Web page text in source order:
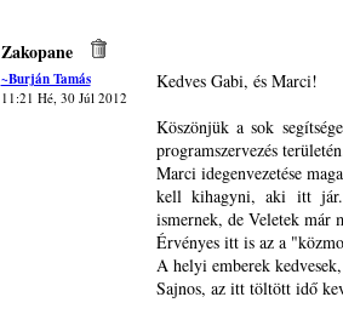
Zakopane
~Burján Tamás
11:21 Hé, 30 Júl 2012
Kedves Gabi, és Marci!
Köszönjük a sok
programszervezés
Marci idegenvezetése
kell kihagyni, aki itt
ismernek, de Veletek már
Érvényes itt is az a
A helyi emberek
Sajnos, az itt töltött idő